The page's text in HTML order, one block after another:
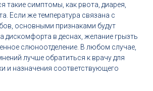
такие симптомы, как рвота, диарея,
Если же температура связана с
основными признаками будут
дискомфорта в деснах, желание грызть
слюноотделение. В любом случае,
лучше обратиться к врачу для
и назначения соответствующего